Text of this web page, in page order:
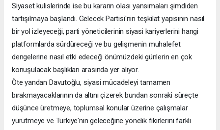
Siyaset kulislerinde ise bu kararın olası yansımaları şimdiden
tartışılmaya başlandı. Gelecek Partisi'nin teşkilat yapısının nasıl
bir yol izleyeceği, parti yöneticilerinin siyasi kariyerlerini hangi
platformlarda sürdüreceği ve bu gelişmenin muhalefet
dengelerine nasıl etki edeceği önümüzdeki günlerin en çok
konuşulacak başlıkları arasında yer alıyor.
Öte yandan Davutoğlu, siyasi mücadeleyi tamamen
bırakmayacaklarının da altını çizerek bundan sonraki süreçte
düşünce üretmeye, toplumsal konular üzerine çalışmalar
yürütmeye ve Türkiye'nin geleceğine yönelik fikirlerini farklı